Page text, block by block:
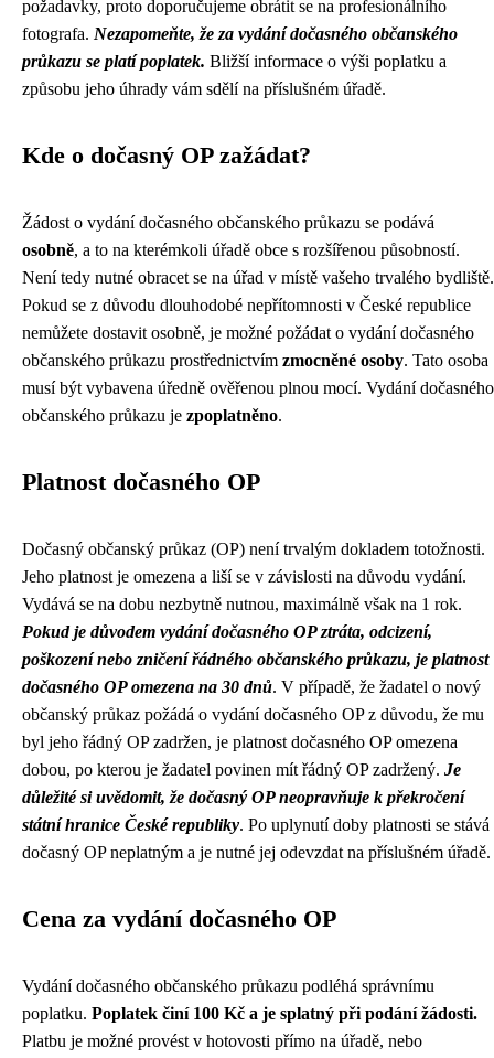
požadavky, proto doporučujeme obrátit se na profesionálního
fotografa. Nezapomeňte, že za vydání dočasného občanského
průkazu se platí poplatek. Bližší informace o výši poplatku a
způsobu jeho úhrady vám sdělí na příslušném úřadě.
Kde o dočasný OP zažádat?
Žádost o vydání dočasného občanského průkazu se podává
osobně, a to na kterémkoli úřadě obce s rozšířenou působností.
Není tedy nutné obracet se na úřad v místě vašeho trvalého bydliště.
Pokud se z důvodu dlouhodobé nepřítomnosti v České republice
nemůžete dostavit osobně, je možné požádat o vydání dočasného
občanského průkazu prostřednictvím zmocněné osoby. Tato osoba
musí být vybavena úředně ověřenou plnou mocí. Vydání dočasného
občanského průkazu je zpoplatněno.
Platnost dočasného OP
Dočasný občanský průkaz (OP) není trvalým dokladem totožnosti.
Jeho platnost je omezena a liší se v závislosti na důvodu vydání.
Vydává se na dobu nezbytně nutnou, maximálně však na 1 rok.
Pokud je důvodem vydání dočasného OP ztráta, odcizení,
poškození nebo zničení řádného občanského průkazu, je platnost
dočasného OP omezena na 30 dnů. V případě, že žadatel o nový
občanský průkaz požádá o vydání dočasného OP z důvodu, že mu
byl jeho řádný OP zadržen, je platnost dočasného OP omezena
dobou, po kterou je žadatel povinen mít řádný OP zadržený. Je
důležité si uvědomit, že dočasný OP neopravňuje k překročení
státní hranice České republiky. Po uplynutí doby platnosti se stává
dočasný OP neplatným a je nutné jej odevzdat na příslušném úřadě.
Cena za vydání dočasného OP
Vydání dočasného občanského průkazu podléhá správnímu
poplatku. Poplatek činí 100 Kč a je splatný při podání žádosti.
Platbu je možné provést v hotovosti přímo na úřadě, nebo